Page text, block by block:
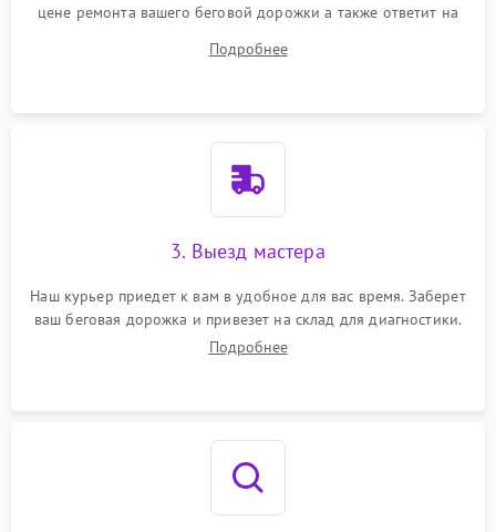
цене ремонта вашего беговой дорожки а также ответит на
Подробнее
3. Выезд мастера
Наш курьер приедет к вам в удобное для вас время. Заберет
ваш беговая дорожка и привезет на склад для диагностики.
Подробнее